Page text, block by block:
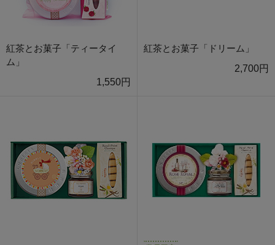
紅茶とお菓子「ティータイ
ム」
1,550円
紅茶とお菓子「ドリーム」
2,700円